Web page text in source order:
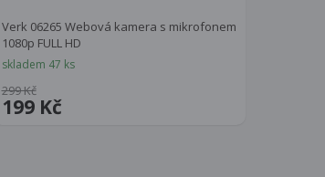
Verk 06265 Webová kamera s mikrofonem
1080p FULL HD
skladem 47 ks
199 Kč
299 Kč